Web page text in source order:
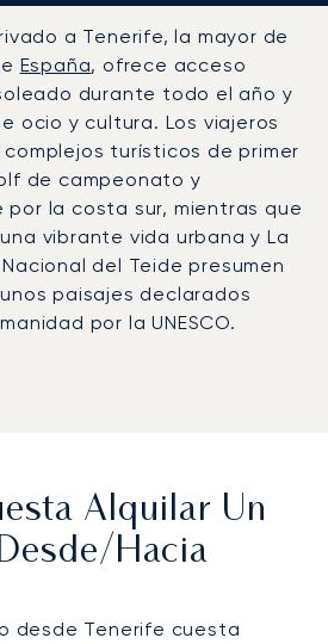
a Tenerife, la mayor de
España, ofrece acceso
durante todo el año y
ocio y cultura. Los viajeros
turísticos de primer
de campeonato y
la costa sur, mientras que
vibrante vida urbana y La
del Teide presumen
paisajes declarados
por la UNESCO.
privados al Aeropuerto
traslados en helicóptero
directas con las islas vecinas;
Gomera en unos 20 minutos y
lo que supone una
los ferris.
Alquilar Un
hacia
desde Tenerife cuesta